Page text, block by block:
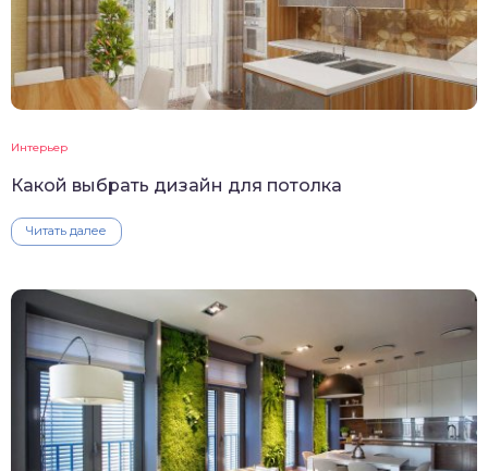
Интерьер
Какой выбрать дизайн для потолка
Читать далее